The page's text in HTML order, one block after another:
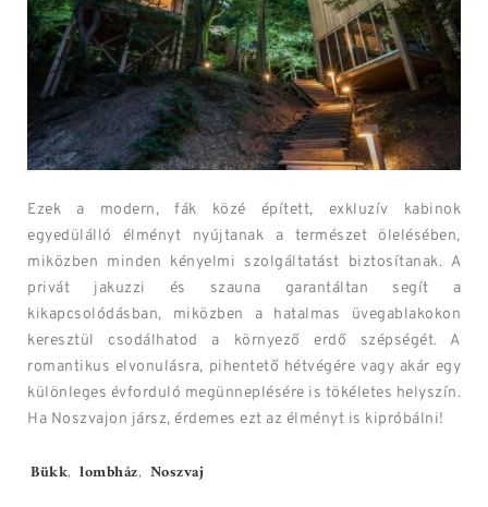
Ezek a modern, fák közé épített, exkluzív kabinok
egyedülálló élményt nyújtanak a természet ölelésében,
miközben minden kényelmi szolgáltatást biztosítanak. A
privát jakuzzi és szauna garantáltan segít a
kikapcsolódásban, miközben a hatalmas üvegablakokon
keresztül csodálhatod a környező erdő szépségét. A
romantikus elvonulásra, pihentető hétvégére vagy akár egy
különleges évforduló megünneplésére is tökéletes helyszín.
Ha Noszvajon jársz, érdemes ezt az élményt is kipróbálni!
Tags:
Bükk, lombház, Noszvaj